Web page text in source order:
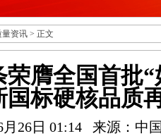
量资讯 > 正文
荣膺全国首批
国标硬核品质
月26日 01:14 来源：中